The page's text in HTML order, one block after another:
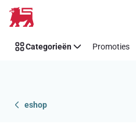
Overslaan
Categorieën Promoties
eshop